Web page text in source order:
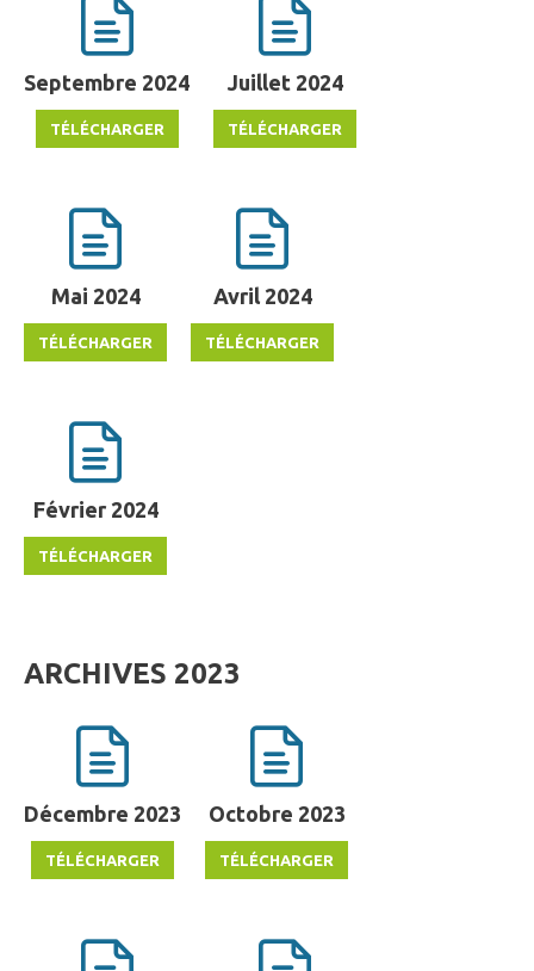
Septembre 2024 Juillet 2024
Mai 2024 Avril 2024
Février 2024
ARCHIVES 2023
Décembre 2023 Octobre 2023